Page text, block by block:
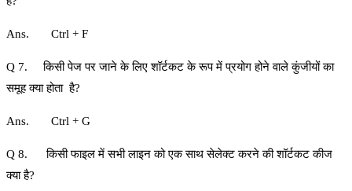
Ans. Ctrl + F
Q 7. किसी पेज पर जाने के लिए शॉर्टकट के रूप में प्रयोग होने वाले कुंजीयों का
समूह क्‍या होता है?
Ans. Ctrl + G
Q 8. किसी फाइल में सभी लाइन को एक साथ सेलेक्ट करने की शॉर्टकट कीज
क्या है?